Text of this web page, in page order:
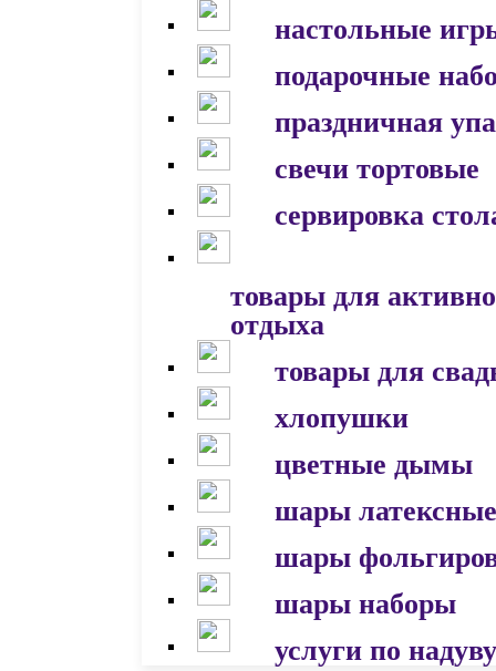
настольные
подарочные
праздничная
свечи тортовые
сервировка
товары для
отдыха
товары для
хлопушки
цветные дымы
шары латексные
шары
шары наборы
услуги по надуву